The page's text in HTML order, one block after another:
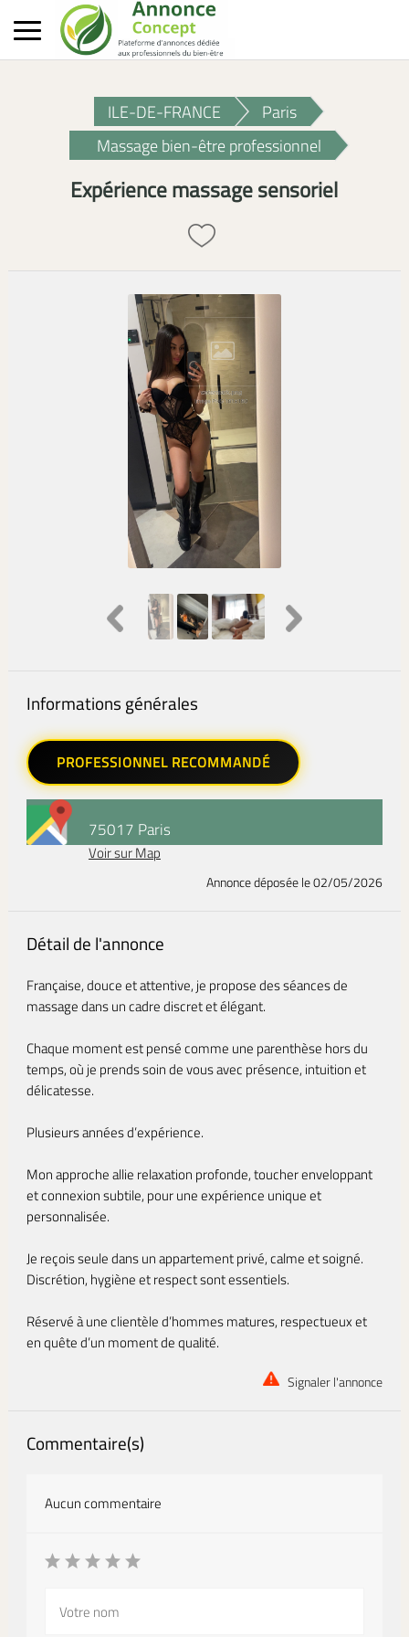
ILE-DE-FRANCE
Paris
Massage bien-être professionnel
Expérience massage sensoriel
Informations générales
PROFESSIONNEL RECOMMANDÉ
75017 Paris
Voir sur Map
Annonce déposéele 02/05/2026
Détail de l'annonce
Française, douce et attentive, je propose des séances de
massage dans un cadre discret et élégant.
Chaque moment est pensé comme une parenthèse hors du
temps, où je prends soin de vous avec présence, intuition et
délicatesse.
Plusieurs années d’expérience.
Mon approche allie relaxation profonde, toucher enveloppant
et connexion subtile, pour une expérience unique et
personnalisée.
Je reçois seule dans un appartement privé, calme et soigné.
Discrétion, hygiène et respect sont essentiels.
Réservé à une clientèle d’hommes matures, respectueux et
en quête d’un moment de qualité.
Signaler l'annonce
Commentaire(s)
Aucun commentaire